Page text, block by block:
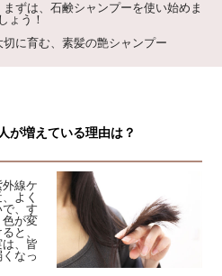
ずは、石鹸シャンプーを使い始めま
しょう！
に育む、素髪の艶シャンプー
が増えている理由は？
線ケ
よく
、す
色が変
と、
、皆
なっ